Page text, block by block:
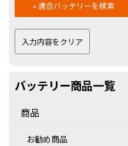
バッテリー商品一覧
商品
お勧め商品